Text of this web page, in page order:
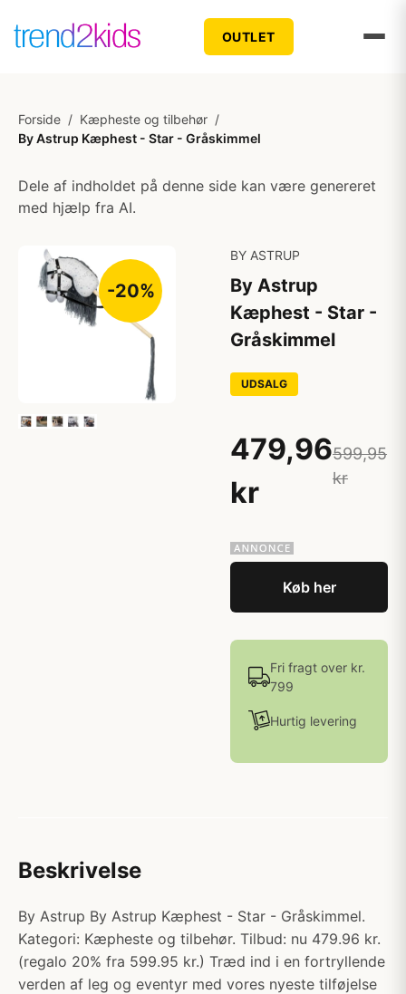
OUTLET
Forside / Kæpheste og tilbehør /
By Astrup Kæphest - Star - Gråskimmel
Dele af indholdet på denne side kan være genereret
med hjælp fra AI.
-20%
BY ASTRUP
By Astrup
Kæphest - Star -
Gråskimmel
UDSALG
479,96
kr
599,95
kr
Køb her
Fri fragt over kr.
799
Hurtig levering
Beskrivelse
By Astrup By Astrup Kæphest - Star - Gråskimmel.
Kategori: Kæpheste og tilbehør. Tilbud: nu 479.96 kr.
(regalo 20% fra 599.95 kr.) Træd ind i en fortryllende
verden af leg og eventyr med vores nyeste tilføjelse